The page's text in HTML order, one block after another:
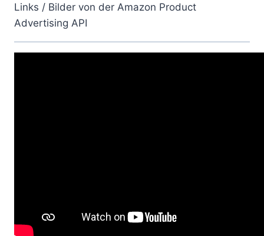
Links / Bilder von der Amazon Product
Advertising API